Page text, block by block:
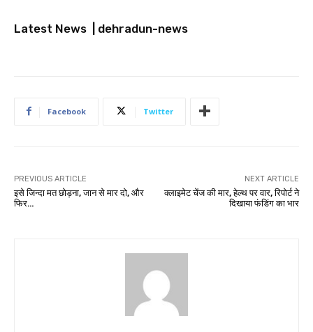
Latest News | dehradun-news
Facebook Twitter
PREVIOUS ARTICLE
इसे जिन्दा मत छोड़ना, जान से मार दो, और
फिर…
NEXT ARTICLE
क्लाइमेट चेंज की मार, हेल्थ पर वार, रिपोर्ट ने
दिखाया फंडिंग का भार